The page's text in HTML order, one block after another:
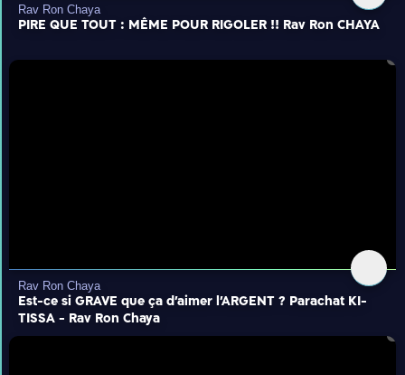
Rav Ron Chaya
PIRE QUE TOUT : MÊME POUR RIGOLER !! Rav Ron CHAYA
Rav Ron Chaya
Est-ce si GRAVE que ça d'aimer l'ARGENT ? Parachat KI-
TISSA - Rav Ron Chaya